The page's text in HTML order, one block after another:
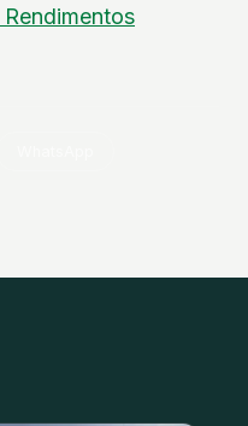
Rendimentos